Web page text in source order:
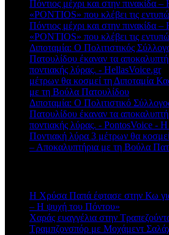
Πόντιος μέχρι και στην πινακίδα
«PONTIOS» που κλέβει τις
Πόντιος μέχρι και στην πινακίδα
«PONTIOS» που κλέβει τις
Διποταμία: Ο Πολιτιστικός
Πατουλίδου έκαναν τα
ποντιακής λύρας. - HellasVoice.gr
μέτρων θα κοσμεί τη Διποταμία
με τη Βούλα Πατουλίδου
Διποταμία: Ο Πολιτιστικό
Πατουλίδου έκαναν τα
ποντιακής λύρας. - PontosVoice
Ποντιακή λύρα 3 μέτρων θα
– Αποκαλυπτήρια με τη Βούλα
Η Χρύσα Παπά έφτασε στην Κω
– Η ψυχή του Πόντου»
Χαράς ευαγγέλια στην
Τραμπζονσπόρ με Μοχάμεντ